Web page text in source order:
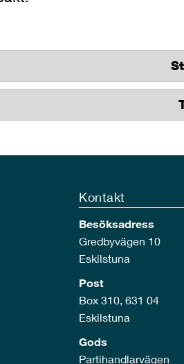
Kontakt
Besöksadress
Gredbyvägen 10
Eskilstuna
Post
Box 310, 631 04
Eskilstuna
Gods
Partihandlarvägen